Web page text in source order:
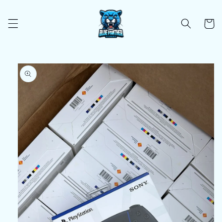
al contenido
Carrito
directamente
información
del producto